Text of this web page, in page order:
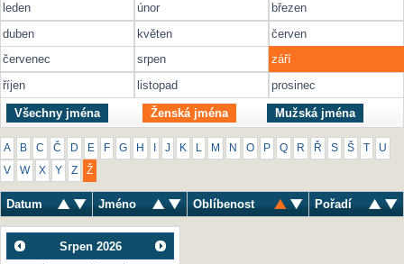
leden únor
březen
duben
květen
červen
červenec
srpen
září
říjen
listopad prosinec
Všechny jména Ženská jména Mužská jména
A B C Č D E F G H J K M N O P Q R Ř S Š U
V W X Y Z Ž
Datum Jméno Oblíbenost Pořadí
Srpen 2026